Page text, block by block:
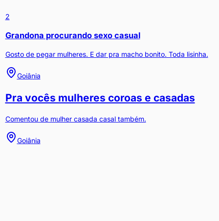
2
Grandona procurando sexo casual
Gosto de pegar mulheres. E dar pra macho bonito. Toda lisinha.
Goiânia
Pra vocês mulheres coroas e casadas
Comentou de mulher casada casal também.
Goiânia